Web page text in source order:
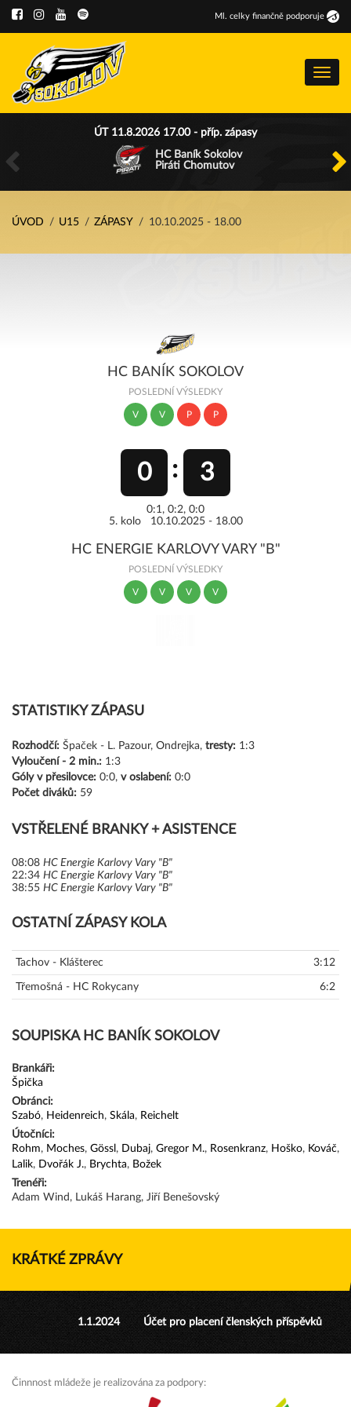
Ml . celky finančně podporuje
Menu
ÚT 11.8.2026 17.00 - příp. zápasy
HC Baník Sokolov
Piráti Chomutov
ÚVOD U15 ZÁPASY 10.10.2025 - 18.00
HC BANÍK SOKOLOV
POSLEDNÍ VÝSLEDKY
V V P P
0 3
0:1, 0:2, 0:0
5. kolo 10.10.2025 - 18.00
HC ENERGIE KARLOVY VARY "B"
POSLEDNÍ VÝSLEDKY
V V V V
STATISTIKY ZÁPASU
Rozhodčí: Špaček - L. Pazour, Ondrejka, tresty: 1:3
Vyloučení - 2 min.: 1:3
Góly v přesilovce: 0:0, v oslabení: 0:0
Počet diváků: 59
VSTŘELENÉ BRANKY + ASISTENCE
08:08 HC Energie Karlovy Vary "B"
22:34 HC Energie Karlovy Vary "B"
38:55 HC Energie Karlovy Vary "B"
OSTATNÍ ZÁPASY KOLA
Tachov - Klášterec 3:12
Třemošná - HC Rokycany 6:2
SOUPISKA HC BANÍK SOKOLOV
Brankáři:
Špička
Obránci:
Szabó, Heidenreich, Skála, Reichelt
Útočníci:
Rohm, Moches, Gössl , Dubaj, Gregor M., Rosenkranz, Hoško, Kováč,
Lalik, Dvořák J., Brychta, Božek
Trenéři:
Adam Wind, Lukáš Harang, Jiří Benešovský
KRÁTKÉ ZPRÁVY
1.1.2024 Účet pro placení členských příspěvků
Činnnost mládeže je realizována za podpory: